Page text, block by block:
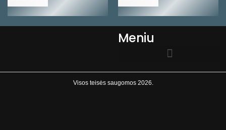
Meniu
Visos teisės saugomos 2026.